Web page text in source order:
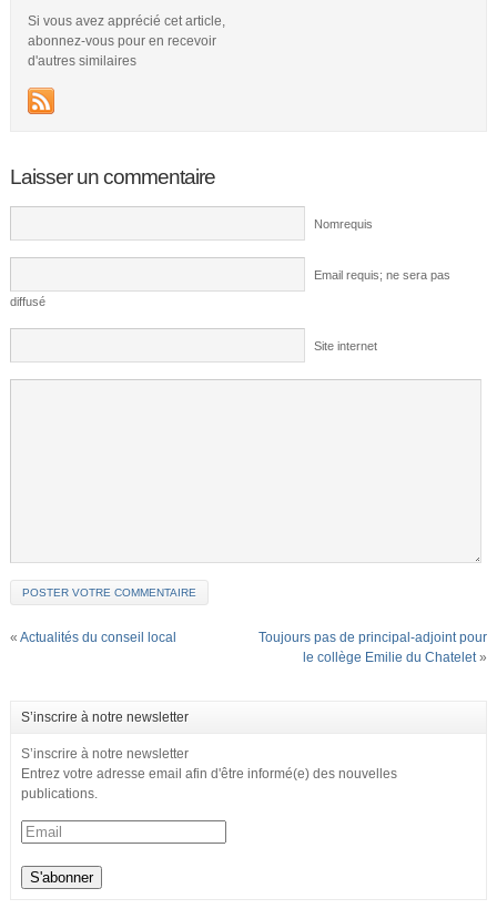
Si vous avez apprécié cet article,
abonnez-vous pour en recevoir
d'autres similaires
Laisser un commentaire
Nomrequis
Email requis; ne sera pas
diffusé
Site internet
« Actualités du conseil local
Toujours pas de principal-adjoint pour
le collège Emilie du Chatelet»
S’inscrire à notre newsletter
S’inscrire à notre newsletter
Entrez votre adresse email afin d'être informé(e) des nouvelles
publications.